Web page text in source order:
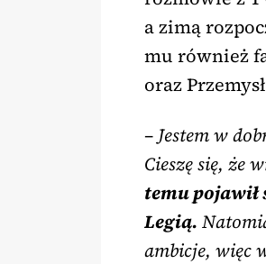
a zimą
mu również
oraz
– Jestem w
Cieszę się, że
temu pojawił
Legią.
ambicje, więc